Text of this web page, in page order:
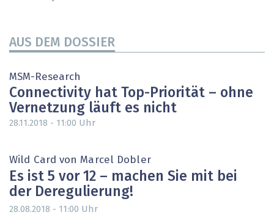
AUS DEM DOSSIER
MSM-Research
Connectivity hat Top-Priorität – ohne
Vernetzung läuft es nicht
28.11.2018 - 11:00 Uhr
Wild Card von Marcel Dobler
Es ist 5 vor 12 – machen Sie mit bei
der Deregulierung!
28.08.2018 - 11:00 Uhr